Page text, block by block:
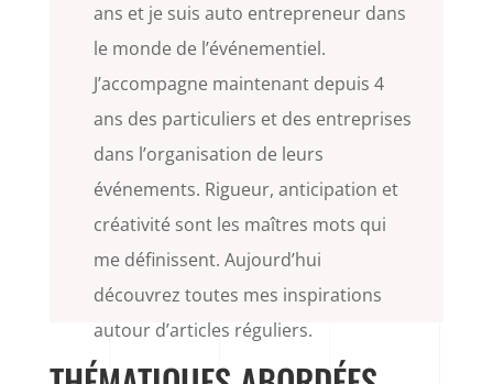
ans et je suis auto entrepreneur dans
le monde de l’événementiel.
J’accompagne maintenant depuis 4
ans des particuliers et des entreprises
dans l’organisation de leurs
événements. Rigueur, anticipation et
créativité sont les maîtres mots qui
me définissent. Aujourd’hui
découvrez toutes mes inspirations
autour d’articles réguliers.